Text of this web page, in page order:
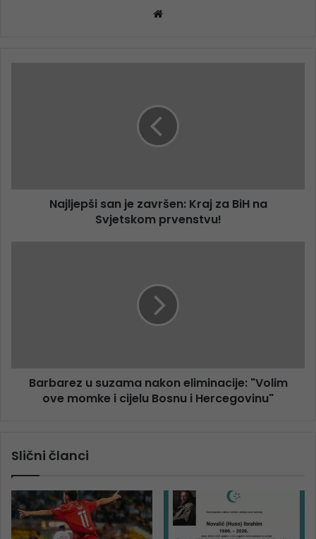
Najljepši san je završen: Kraj za BiH na
Svjetskom prvenstvu!
Barbarez u suzama nakon eliminacije: "Volim
ove momke i cijelu Bosnu i Hercegovinu"
Slični članci